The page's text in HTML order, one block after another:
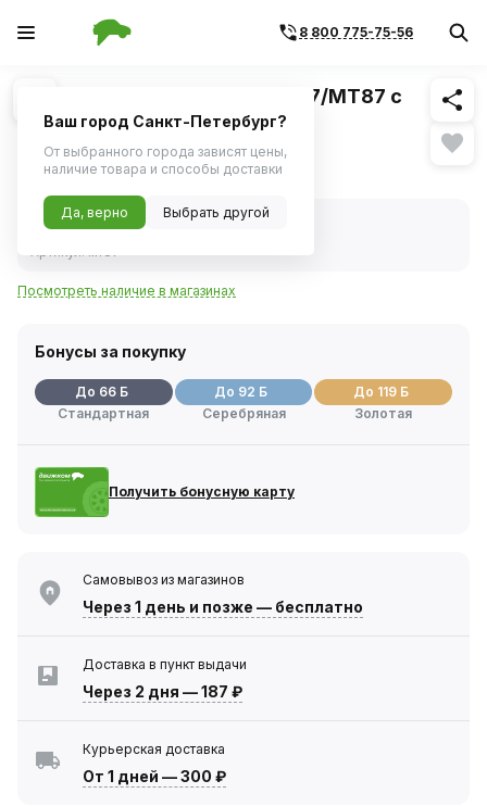
8 800 775-75-56
1/1 Похожие
Тестер автомобильный DT-87/МТ87 с
клещами
1 314 ₽
В наличии
Посмотреть наличие в магазинах
Бонусы за покупку
До 66 Б
Стандартная
До 92 Б
Серебряная
До 119 Б
Золотая
Получить бонусную карту
Самовывоз из магазинов
Через 1 день и позже — бесплатно
Доставка в пункт выдачи
Через 2 дня —187 ₽
Курьерская доставка
От 1 дней —300 ₽
Ваш город Санкт-Петербург?
От выбранного города зависят цены,
наличие товара и способы доставки
Да, верно Выбрать другой